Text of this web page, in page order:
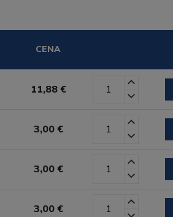
CENA
11,88 €
3,00 €
3,00 €
3,00 €